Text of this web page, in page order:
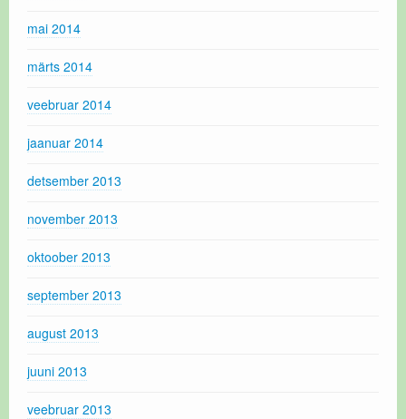
mai 2014
märts 2014
veebruar 2014
jaanuar 2014
detsember 2013
november 2013
oktoober 2013
september 2013
august 2013
juuni 2013
veebruar 2013